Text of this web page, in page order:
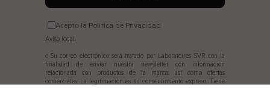
Acepto la Política de Privacidad
Aviso legal
o Su correo electrónico será tratado por Laboratoires SVR con la
finalidad de enviar nuestra newsletter con información
relacionada con productos de la marca, así como ofertas
comerciales. La legitimación es su consentimiento expreso. Tiene